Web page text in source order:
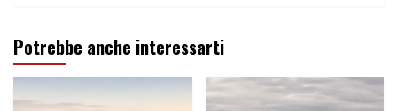
Potrebbe anche interessarti